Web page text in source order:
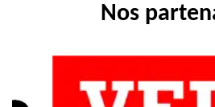
Nos